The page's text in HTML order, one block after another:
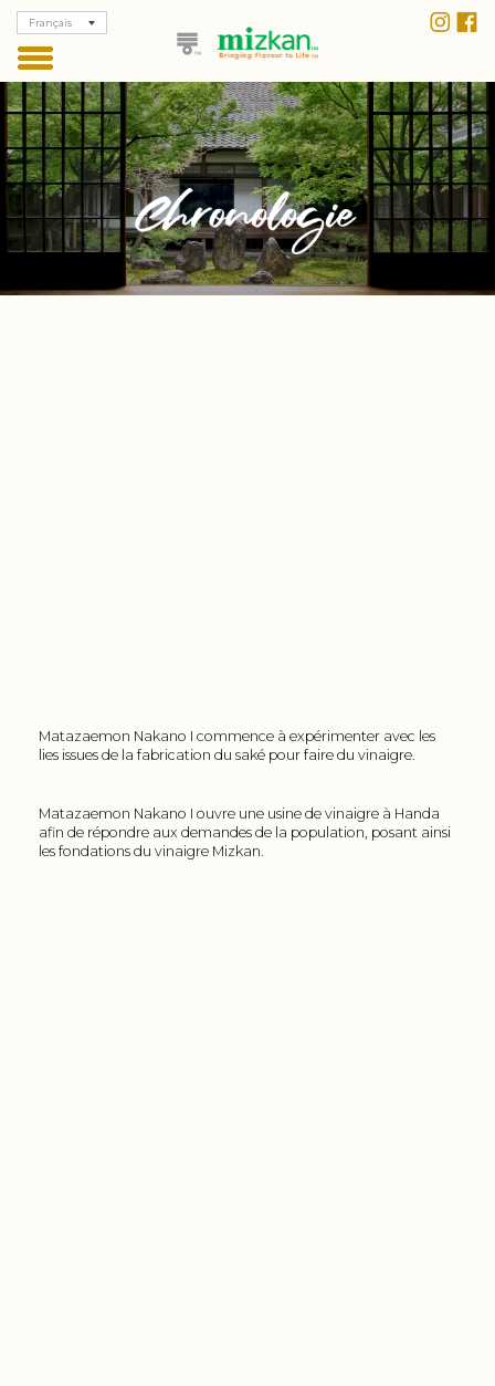
Français
Matazaemon Nakano I commence à expérimenter avec les
lies issues de la fabrication du saké pour faire du vinaigre.
Matazaemon Nakano I ouvre une usine de vinaigre à Handa
afin de répondre aux demandes de la population, posant ainsi
les fondations du vinaigre Mizkan.